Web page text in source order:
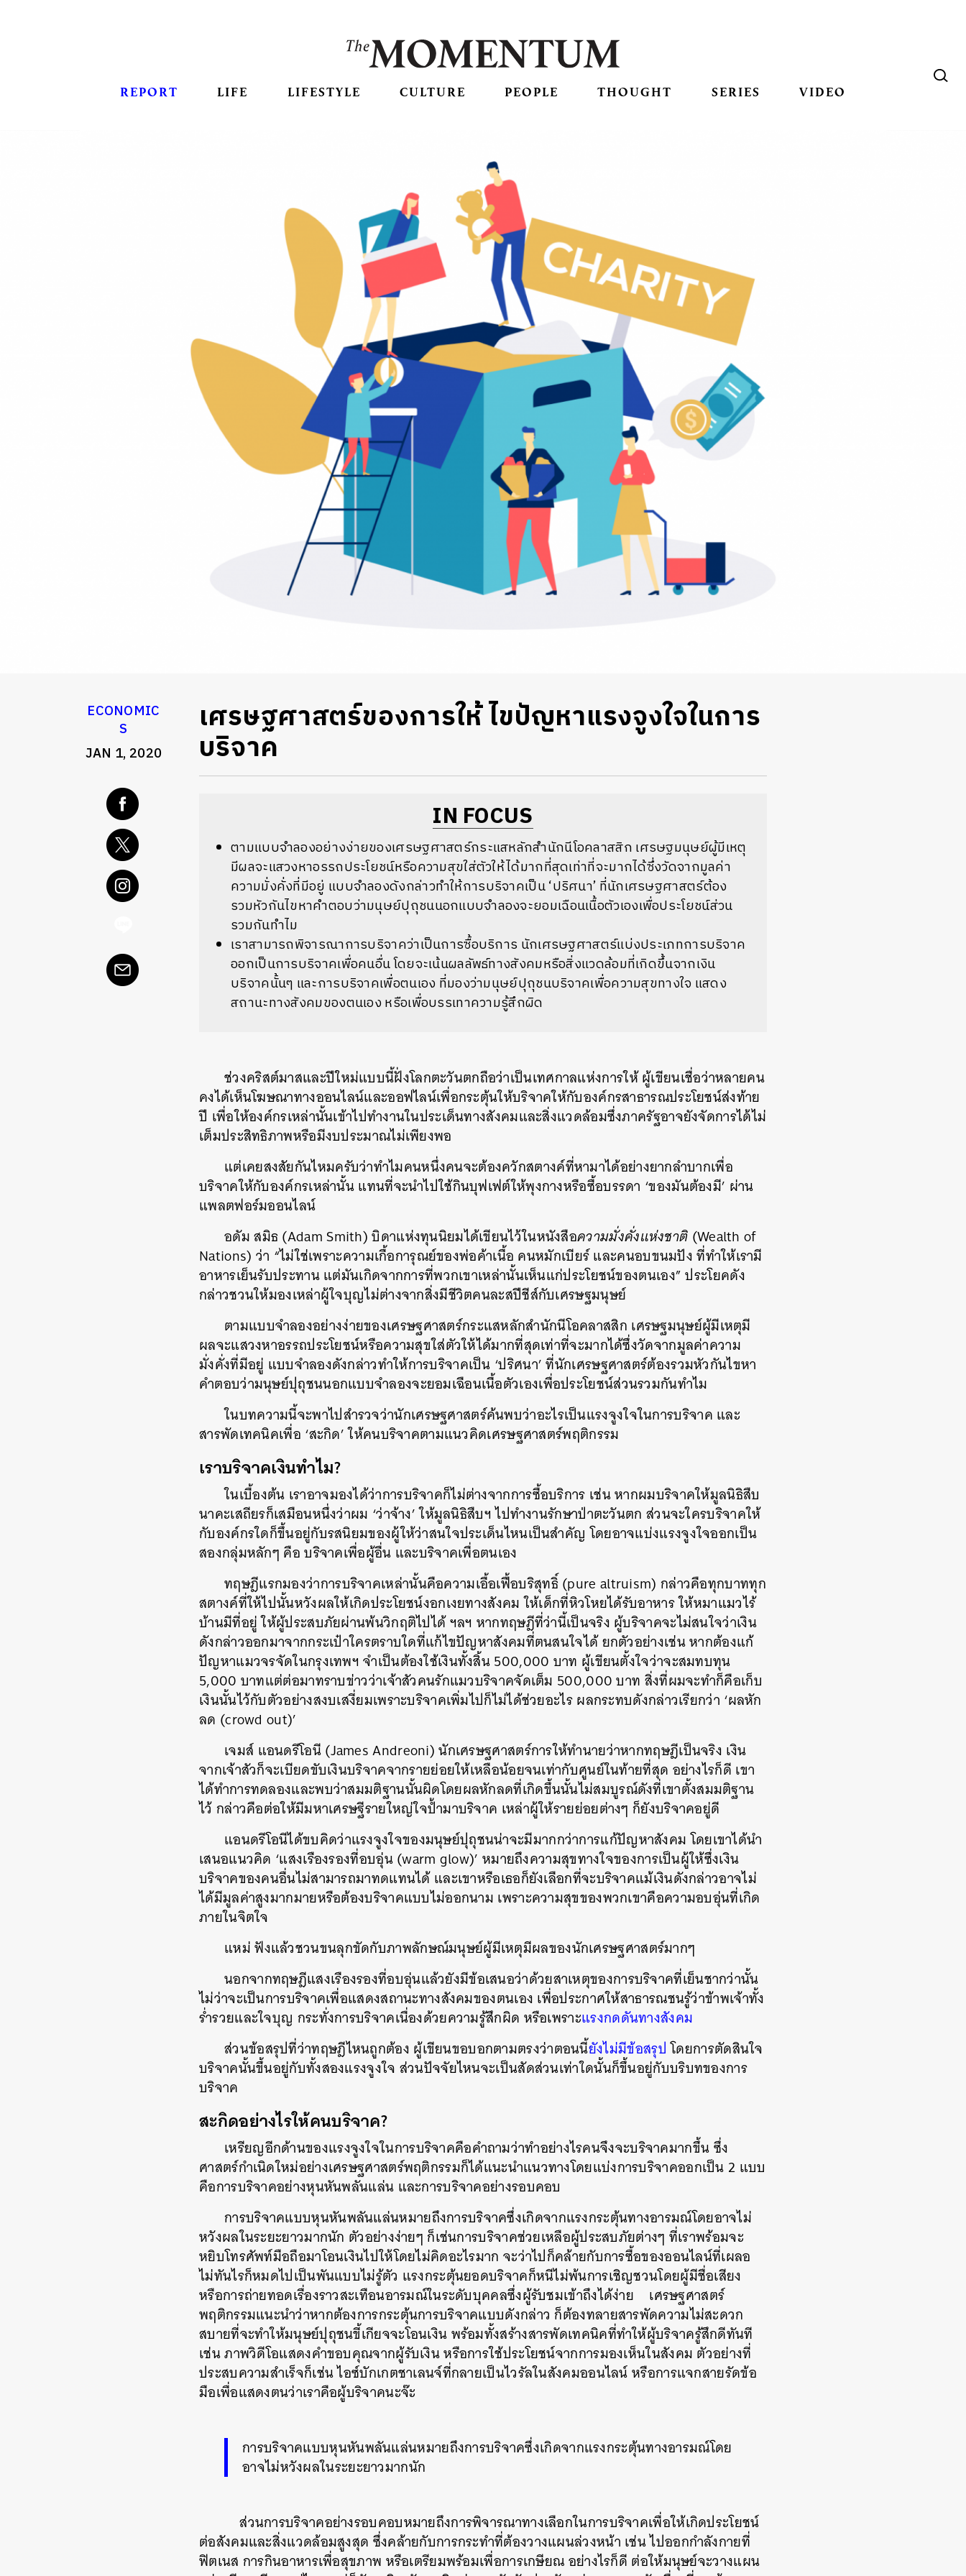
REPORT LIFE LIFESTYLE CULTURE PEOPLE THOUGHT SERIES VIDEO
ECONOMIC
S
JAN 1, 2020
เศรษฐศาสตร์ของการให้ ไขปัญหาแรงจูงใจในการ
บริจาค
IN FOCUS
ตามแบบจำลองอย่างง่ายของเศรษฐศาสตร์กระแสหลักสำนักนีโอคลาสสิก เศรษฐมนุษย์ผู้มีเหตุ
มีผลจะแสวงหาอรรถประโยชน์หรือความสุขใส่ตัวให้ได้มากที่สุดเท่าที่จะมากได้ซึ่งวัดจากมูลค่า
ความมั่งคั่งที่มีอยู่ แบบจำลองดังกล่าวทำให้การบริจาคเป็น ‘ปริศนา’ ที่นักเศรษฐศาสตร์ต้อง
รวมหัวกันไขหาคำตอบว่ามนุษย์ปุถุชนนอกแบบจำลองจะยอมเฉือนเนื้อตัวเองเพื่อประโยชน์ส่วน
รวมกันทำไม
เราสามารถพิจารณาการบริจาคว่าเป็นการซื้อบริการ นักเศรษฐศาสตร์แบ่งประเภทการบริจาค
ออกเป็นการบริจาคเพื่อคนอื่น โดยจะเน้นผลลัพธ์ทางสังคมหรือสิ่งแวดล้อมที่เกิดขึ้นจากเงิน
บริจาคนั้นๆ และการบริจาคเพื่อตนเอง ที่มองว่ามนุษย์ปุถุชนบริจาคเพื่อความสุขทางใจ แสดง
สถานะทางสังคมของตนเอง หรือเพื่อบรรเทาความรู้สึกผิด
ช่วงคริสต์มาสและปีใหม่แบบนี้ฝั่งโลกตะวันตกถือว่าเป็นเทศกาลแห่งการให้ ผู้เขียนเชื่อว่าหลายคน
คงได้เห็นโฆษณาทางออนไลน์และออฟไลน์เพื่อกระตุ้นให้บริจาคให้กับองค์กรสาธารณประโยชน์ส่งท้าย
ปี เพื่อให้องค์กรเหล่านั้นเข้าไปทำงานในประเด็นทางสังคมและสิ่งแวดล้อมซึ่งภาครัฐอาจยังจัดการได้ไม่
เต็มประสิทธิภาพหรือมีงบประมาณไม่เพียงพอ
แต่เคยสงสัยกันไหมครับว่าทำไมคนหนึ่งคนจะต้องควักสตางค์ที่หามาได้อย่างยากลำบากเพื่อ
บริจาคให้กับองค์กรเหล่านั้น แทนที่จะนำไปใช้กินบุฟเฟต์ให้พุงกางหรือซื้อบรรดา ‘ของมันต้องมี’ ผ่าน
แพลตฟอร์มออนไลน์
อดัม สมิธ (Adam Smith) บิดาแห่งทุนนิยมได้เขียนไว้ในหนังสือความมั่งคั่งแห่งชาติ (Wealth of
Nations) ว่า “ไม่ใช่เพราะความเกื้อการุณย์ของพ่อค้าเนื้อ คนหมักเบียร์ และคนอบขนมปัง ที่ทำให้เรามี
อาหารเย็นรับประทาน แต่มันเกิดจากการที่พวกเขาเหล่านั้นเห็นแก่ประโยชน์ของตนเอง” ประโยคดัง
กล่าวชวนให้มองเหล่าผู้ใจบุญไม่ต่างจากสิ่งมีชีวิตคนละสปีชีส์กับเศรษฐมนุษย์
ตามแบบจำลองอย่างง่ายของเศรษฐศาสตร์กระแสหลักสำนักนีโอคลาสสิก เศรษฐมนุษย์ผู้มีเหตุมี
ผลจะแสวงหาอรรถประโยชน์หรือความสุขใส่ตัวให้ได้มากที่สุดเท่าที่จะมากได้ซึ่งวัดจากมูลค่าความ
มั่งคั่งที่มีอยู่ แบบจำลองดังกล่าวทำให้การบริจาคเป็น ‘ปริศนา’ ที่นักเศรษฐศาสตร์ต้องรวมหัวกันไขหา
คำตอบว่ามนุษย์ปุถุชนนอกแบบจำลองจะยอมเฉือนเนื้อตัวเองเพื่อประโยชน์ส่วนรวมกันทำไม
ในบทความนี้จะพาไปสำรวจว่านักเศรษฐศาสตร์ค้นพบว่าอะไรเป็นแรงจูงใจในการบริจาค และ
สารพัดเทคนิคเพื่อ ‘สะกิด’ ให้คนบริจาคตามแนวคิดเศรษฐศาสตร์พฤติกรรม
เราบริจาคเงินทำไม?
ในเบื้องต้น เราอาจมองได้ว่าการบริจาคก็ไม่ต่างจากการซื้อบริการ เช่น หากผมบริจาคให้มูลนิธิสืบ
นาคะเสถียรก็เสมือนหนึ่งว่าผม ‘ว่าจ้าง’ ให้มูลนิธิสืบฯ ไปทำงานรักษาป่าตะวันตก ส่วนจะใครบริจาคให้
กับองค์กรใดก็ขึ้นอยู่กับรสนิยมของผู้ให้ว่าสนใจประเด็นไหนเป็นสำคัญ โดยอาจแบ่งแรงจูงใจออกเป็น
สองกลุ่มหลักๆ คือ บริจาคเพื่อผู้อื่น และบริจาคเพื่อตนเอง
ทฤษฎีแรกมองว่าการบริจาคเหล่านั้นคือความเอื้อเฟื้อบริสุทธิ์ (pure altruism) กล่าวคือทุกบาททุก
สตางค์ที่ให้ไปนั้นหวังผลให้เกิดประโยชน์งอกเงยทางสังคม ให้เด็กที่หิวโหยได้รับอาหาร ให้หมาแมวไร้
บ้านมีที่อยู่ ให้ผู้ประสบภัยผ่านพ้นวิกฤติไปได้ ฯลฯ หากทฤษฎีที่ว่านี้เป็นจริง ผู้บริจาคจะไม่สนใจว่าเงิน
ดังกล่าวออกมาจากกระเป๋าใครตราบใดที่แก้ไขปัญหาสังคมที่ตนสนใจได้ ยกตัวอย่างเช่น หากต้องแก้
ปัญหาแมวจรจัดในกรุงเทพฯ จำเป็นต้องใช้เงินทั้งสิ้น 500,000 บาท ผู้เขียนตั้งใจว่าจะสมทบทุน
5,000 บาทแต่ต่อมาทราบข่าวว่าเจ้าสัวคนรักแมวบริจาคจัดเต็ม 500,000 บาท สิ่งที่ผมจะทำก็คือเก็บ
เงินนั้นไว้กับตัวอย่างสงบเสงี่ยมเพราะบริจาคเพิ่มไปก็ไม่ได้ช่วยอะไร ผลกระทบดังกล่าวเรียกว่า ‘ผลหัก
ลด (crowd out)’
เจมส์ แอนดรีโอนี (James Andreoni) นักเศรษฐศาสตร์การให้ทำนายว่าหากทฤษฎีเป็นจริง เงิน
จากเจ้าสัวก็จะเบียดขับเงินบริจาคจากรายย่อยให้เหลือน้อยจนเท่ากับศูนย์ในท้ายที่สุด อย่างไรก็ดี เขา
ได้ทำการทดลองและพบว่าสมมติฐานนั้นผิดโดยผลหักลดที่เกิดขึ้นนั้นไม่สมบูรณ์ดังที่เขาตั้งสมมติฐาน
ไว้ กล่าวคือต่อให้มีมหาเศรษฐีรายใหญ่ใจป้ำมาบริจาค เหล่าผู้ให้รายย่อยต่างๆ ก็ยังบริจาคอยู่ดี
แอนดรีโอนีได้ขบคิดว่าแรงจูงใจของมนุษย์ปุถุชนน่าจะมีมากกว่าการแก้ปัญหาสังคม โดยเขาได้นำ
เสนอแนวคิด ‘แสงเรืองรองที่อบอุ่น (warm glow)’ หมายถึงความสุขทางใจของการเป็นผู้ให้ซึ่งเงิน
บริจาคของคนอื่นไม่สามารถมาทดแทนได้ และเขาหรือเธอก็ยังเลือกที่จะบริจาคแม้เงินดังกล่าวอาจไม่
ได้มีมูลค่าสูงมากมายหรือต้องบริจาคแบบไม่ออกนาม เพราะความสุขของพวกเขาคือความอบอุ่นที่เกิด
ภายในจิตใจ
แหม่ ฟังแล้วชวนขนลุกขัดกับภาพลักษณ์มนุษย์ผู้มีเหตุมีผลของนักเศรษฐศาสตร์มากๆ
นอกจากทฤษฎีแสงเรืองรองที่อบอุ่นแล้วยังมีข้อเสนอว่าด้วยสาเหตุของการบริจาคที่เย็นชากว่านั้น
ไม่ว่าจะเป็นการบริจาคเพื่อแสดงสถานะทางสังคมของตนเอง เพื่อประกาศให้สาธารณชนรู้ว่าข้าพเจ้าทั้ง
ร่ำรวยและใจบุญ กระทั่งการบริจาคเนื่องด้วยความรู้สึกผิด หรือเพราะแรงกดดันทางสังคม
ส่วนข้อสรุปที่ว่าทฤษฎีไหนถูกต้อง ผู้เขียนขอบอกตามตรงว่าตอนนี้ยังไม่มีข้อสรุปโดยการตัดสินใจ
บริจาคนั้นขึ้นอยู่กับทั้งสองแรงจูงใจ ส่วนปัจจัยไหนจะเป็นสัดส่วนเท่าใดนั้นก็ขึ้นอยู่กับบริบทของการ
บริจาค
สะกิดอย่างไรให้คนบริจาค?
เหรียญอีกด้านของแรงจูงใจในการบริจาคคือคำถามว่าทำอย่างไรคนจึงจะบริจาคมากขึ้น ซึ่ง
ศาสตร์กำเนิดใหม่อย่างเศรษฐศาสตร์พฤติกรรมก็ได้แนะนำแนวทางโดยแบ่งการบริจาคออกเป็น 2 แบบ
คือการบริจาคอย่างหุนหันพลันแล่น และการบริจาคอย่างรอบคอบ
การบริจาคแบบหุนหันพลันแล่นหมายถึงการบริจาคซึ่งเกิดจากแรงกระตุ้นทางอารมณ์โดยอาจไม่
หวังผลในระยะยาวมากนัก ตัวอย่างง่ายๆ ก็เช่นการบริจาคช่วยเหลือผู้ประสบภัยต่างๆ ที่เราพร้อมจะ
หยิบโทรศัพท์มือถือมาโอนเงินไปให้โดยไม่คิดอะไรมาก จะว่าไปก็คล้ายกับการซื้อของออนไลน์ที่เผลอ
ไม่ทันไรก็หมดไปเป็นพันแบบไม่รู้ตัว แรงกระตุ้นยอดบริจาคก็หนีไม่พ้นการเชิญชวนโดยผู้มีชื่อเสียง
หรือการถ่ายทอดเรื่องราวสะเทือนอารมณ์ในระดับบุคคลซึ่งผู้รับชมเข้าถึงได้ง่าย เศรษฐศาสตร์
พฤติกรรมแนะนำว่าหากต้องการกระตุ้นการบริจาคแบบดังกล่าว ก็ต้องทลายสารพัดความไม่สะดวก
สบายที่จะทำให้มนุษย์ปุถุชนขี้เกียจจะโอนเงิน พร้อมทั้งสร้างสารพัดเทคนิคที่ทำให้ผู้บริจาครู้สึกดีทันที
เช่น ภาพวิดีโอแสดงคำขอบคุณจากผู้รับเงิน หรือการใช้ประโยชน์จากการมองเห็นในสังคม ตัวอย่างที่
ประสบความสำเร็จก็เช่น ไอซ์บักเกตชาเลนจ์ที่กลายเป็นไวรัลในสังคมออนไลน์ หรือการแจกสายรัดข้อ
มือเพื่อแสดงตนว่าเราคือผู้บริจาคนะจ๊ะ
การบริจาคแบบหุนหันพลันแล่นหมายถึงการบริจาคซึ่งเกิดจากแรงกระตุ้นทางอารมณ์โดย
อาจไม่หวังผลในระยะยาวมากนัก
ส่วนการบริจาคอย่างรอบคอบหมายถึงการพิจารณาทางเลือกในการบริจาคเพื่อให้เกิดประโยชน์
ต่อสังคมและสิ่งแวดล้อมสูงสุด ซึ่งคล้ายกับการกระทำที่ต้องวางแผนล่วงหน้า เช่น ไปออกกำลังกายที่
ฟิตเนส การกินอาหารเพื่อสุขภาพ หรือเตรียมพร้อมเพื่อการเกษียณ อย่างไรก็ดี ต่อให้มนุษย์จะวางแผน
ค้นหา
SHARE TWEET LINE EMAIL